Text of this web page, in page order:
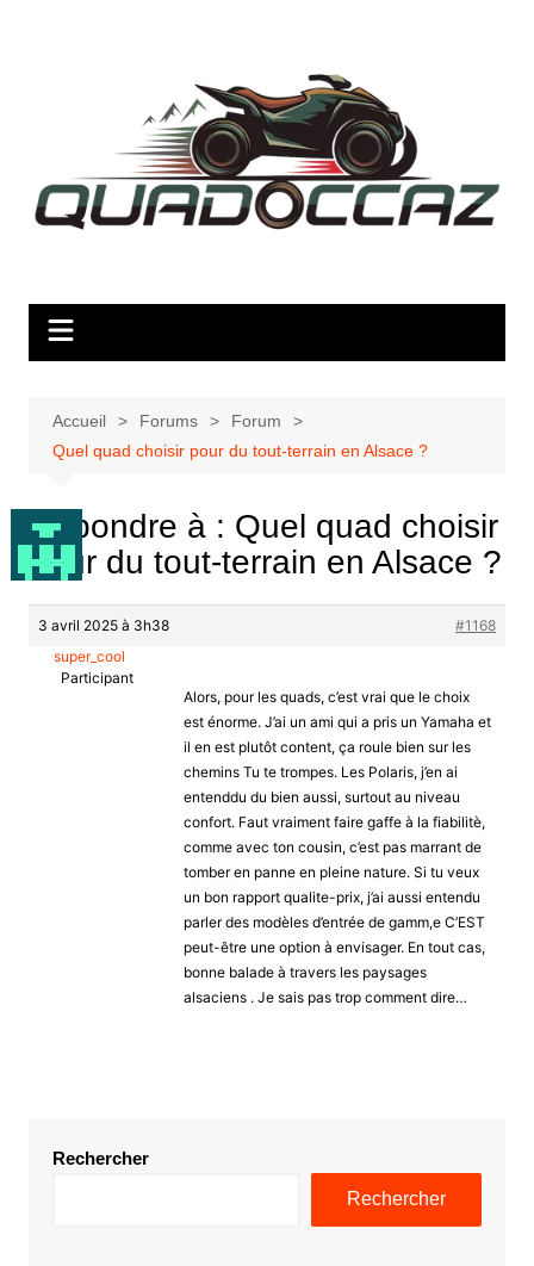
Accueil Forums
Forum
Quel quad choisir pour du tout-terrain en Alsace ?
Répondre à : Quel quad choisir
pour du tout-terrain en Alsace ?
3 avril 2025 à 3h38
#1168
super_cool
Participant
Alors, pour les quads, c’est vrai que le choix
est énorme. J’ai un ami qui a pris un Yamaha et
il en est plutôt content, ça roule bien sur les
chemins Tu te trompes. Les Polaris, j’en ai
entenddu du bien aussi, surtout au niveau
confort. Faut vraiment faire gaffe à la fiabilitè,
comme avec ton cousin, c’est pas marrant de
tomber en panne en pleine nature. Si tu veux
un bon rapport qualite-prix, j’ai aussi entendu
parler des modèles d’entrée de gamm,e C’EST
peut-être une option à envisager. En tout cas,
bonne balade à travers les paysages
alsaciens . Je sais pas trop comment dire…
Rechercher
Rechercher